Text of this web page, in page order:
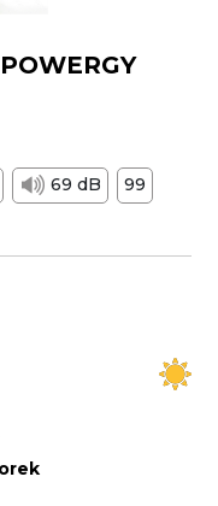
69 dB
99